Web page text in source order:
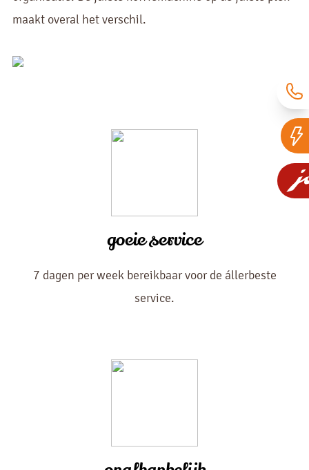
maakt overal het verschil.
goeie service
7 dagen per week bereikbaar voor de állerbeste
service.